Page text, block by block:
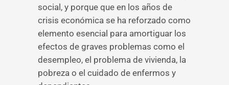
social, y porque que en los años de
crisis económica se ha reforzado como
elemento esencial para amortiguar los
efectos de graves problemas como el
desempleo, el problema de vivienda, la
pobreza o el cuidado de enfermos y